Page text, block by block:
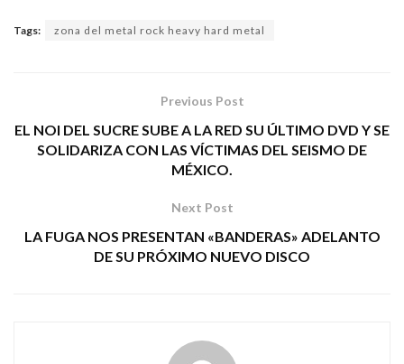
Tags: zona del metal rock heavy hard metal
Previous Post
EL NOI DEL SUCRE SUBE A LA RED SU ÚLTIMO DVD Y SE
SOLIDARIZA CON LAS VÍCTIMAS DEL SEISMO DE
MÉXICO.
Next Post
LA FUGA NOS PRESENTAN «BANDERAS» ADELANTO
DE SU PRÓXIMO NUEVO DISCO